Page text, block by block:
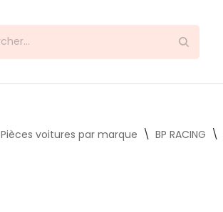
Pièces voitures par marque \ BP RACING \